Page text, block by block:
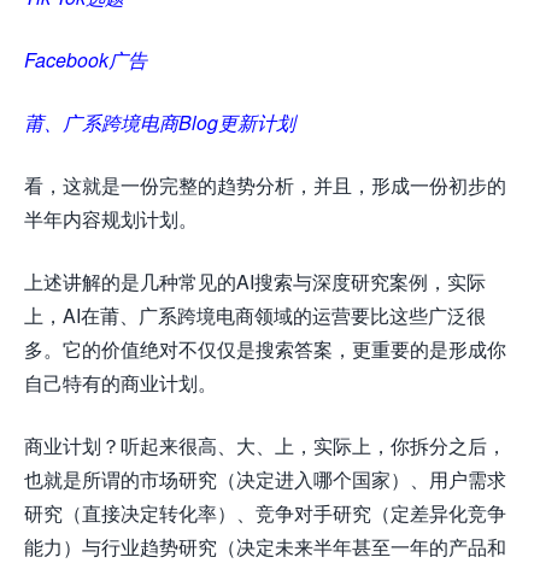
Facebook广告
莆、广系跨境电商Blog更新计划
看，这就是一份完整的趋势分析，并且，形成一份初步的
半年内容规划计划。
上述讲解的是几种常见的AI搜索与深度研究案例，实际
上，AI在莆、广系跨境电商领域的运营要比这些广泛很
多。它的价值绝对不仅仅是搜索答案，更重要的是形成你
自己特有的商业计划。
商业计划？听起来很高、大、上，实际上，你拆分之后，
也就是所谓的市场研究（决定进入哪个国家）、用户需求
研究（直接决定转化率）、竞争对手研究（定差异化竞争
能力）与行业趋势研究（决定未来半年甚至一年的产品和